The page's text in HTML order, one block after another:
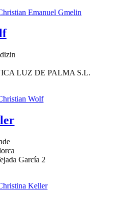
Emanuel Gmelin
LUZ DE PALMA S.L.
Wolf
García 2
Keller